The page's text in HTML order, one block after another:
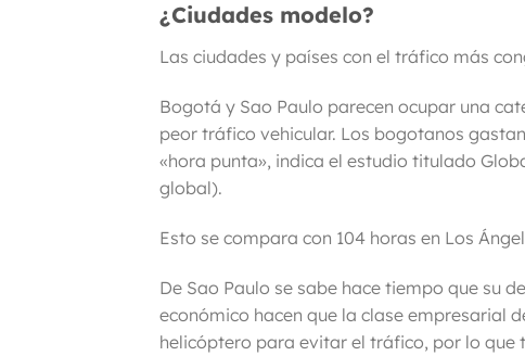
¿Ciudades modelo?
Las ciudades y países con el tráfico más
Bogotá y Sao Paulo parecen ocupar una
peor tráfico vehicular. Los bogotanos
«hora punta», indica el estudio titulado
global).
Esto se compara con 104 horas en Los
De Sao Paulo se sabe hace tiempo que su
económico hacen que la clase empresarial
helicóptero para evitar el tráfico, por lo